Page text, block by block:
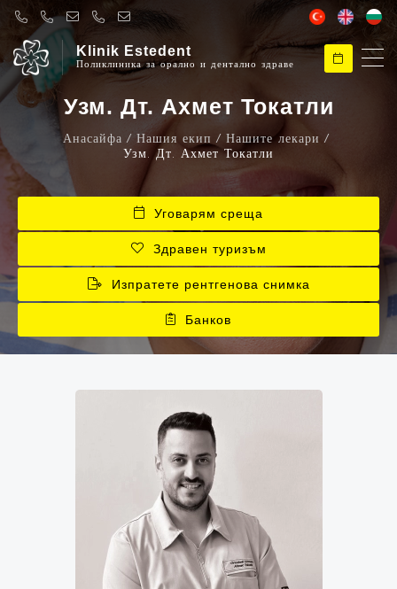
Klinik Estedent
Поликлиника за орално и дентално здраве
Узм. Дт. Ахмет Токатли
Анасайфа Нашия екип
Нашите лекари
Узм. Дт. Ахмет Токатли
Уговарям среща
Здравен туризъм
Изпратете рентгенова снимка
Банков
Клинична естетика
Здравейте, добре дошли в Klinik Estedent
Как мога да ти помогна ?